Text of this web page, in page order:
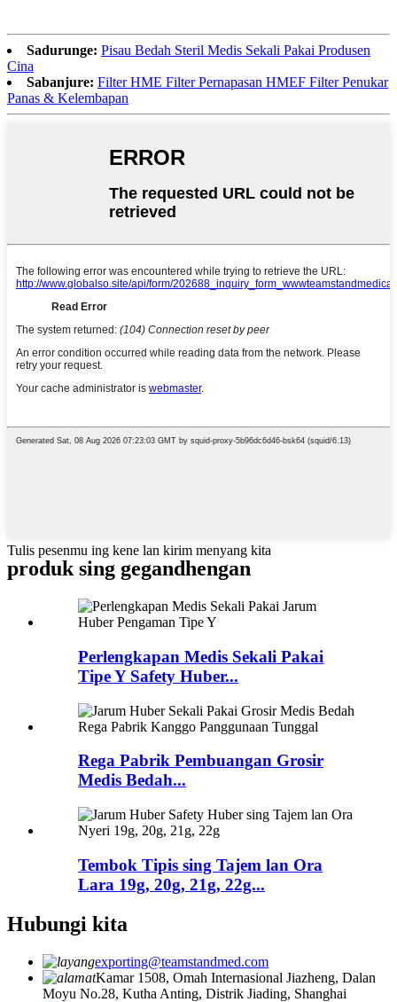
Sadurunge: Pisau Bedah Steril Medis Sekali Pakai Produsen
Cina
Sabanjure: Filter HME Filter Pernapasan HMEF Filter Penukar
Panas & Kelembapan
Tulis pesenmu ing kene lan kirim menyang kita
produk sing gegandhengan
Perlengkapan Medis Sekali Pakai
Tipe Y Safety Huber...
Rega Pabrik Pembuangan Grosir
Medis Bedah...
Tembok Tipis sing Tajem lan Ora
Lara 19g, 20g, 21g, 22g...
Hubungi kita
exporting@teamstandmed.com
Kamar 1508, Omah Internasional Jiazheng, Dalan
Moyu No.28, Kutha Anting, Distrik Jiading, Shanghai